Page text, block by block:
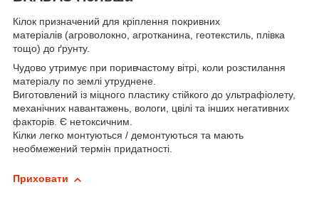
Кілок призначений для кріплення покривних
матеріалів (агроволокно, агротканина, геотекстиль, плівка
тощо) до ґрунту.
Чудово утримує при поривчастому вітрі, коли розстилання
матеріалу по землі утруднене.
Виготовлений із міцного пластику стійкого до ультрафіолету,
механічних навантажень, вологи, цвілі та інших негативних
факторів. Є нетоксичним.
Кілки легко монтуються / демонтуються та мають
необмежений термін придатності.
Приховати